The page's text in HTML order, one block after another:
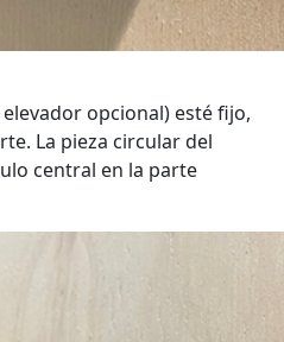
opcional) esté fijo,
La pieza circular del
central en la parte